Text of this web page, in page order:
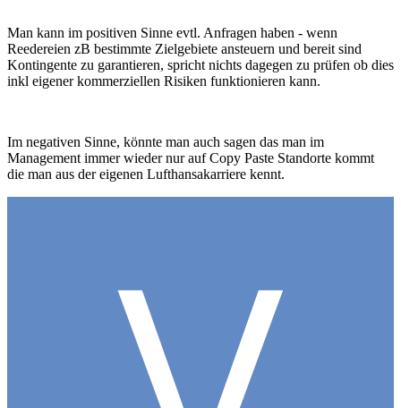
Man kann im positiven Sinne evtl. Anfragen haben - wenn
Reedereien zB bestimmte Zielgebiete ansteuern und bereit sind
Kontingente zu garantieren, spricht nichts dagegen zu prüfen ob dies
inkl eigener kommerziellen Risiken funktionieren kann.
Im negativen Sinne, könnte man auch sagen das man im
Management immer wieder nur auf Copy Paste Standorte kommt
die man aus der eigenen Lufthansakarriere kennt.